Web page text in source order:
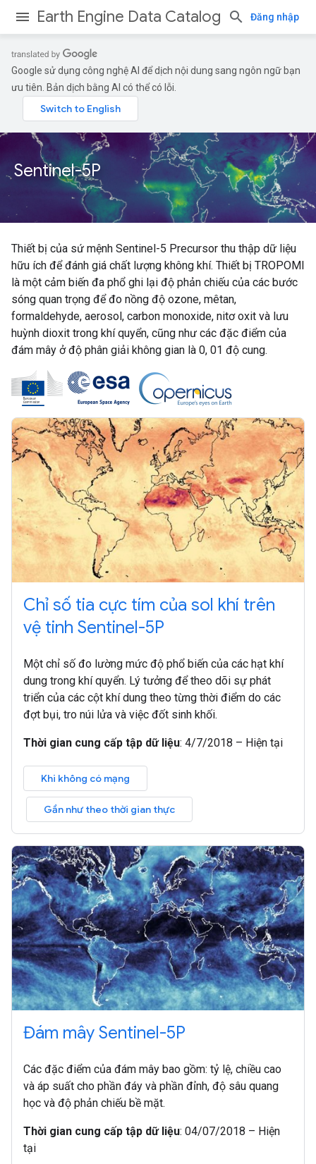
Earth Engine Data Catalog Đăng nhập
Google sử dụng công nghệ AI để dịch nội dung sang ngôn ngữ bạn
ưu tiên. Bản dịch bằng AI có thể có lỗi.
Sentinel-5P
Thiết bị của sứ mệnh Sentinel-5 Precursor thu thập dữ liệu
hữu ích để đánh giá chất lượng không khí. Thiết bị TROPOMI
là một cảm biến đa phổ ghi lại độ phản chiếu của các bước
sóng quan trọng để đo nồng độ ozone, mêtan,
formaldehyde, aerosol, carbon monoxide, nitơ oxit và lưu
huỳnh dioxit trong khí quyển, cũng như các đặc điểm của
đám mây ở độ phân giải không gian là 0, 01 độ cung.
Chỉ số tia cực tím của sol khí trên
vệ tinh Sentinel-5P
Một chỉ số đo lường mức độ phổ biến của các hạt khí
dung trong khí quyển. Lý tưởng để theo dõi sự phát
triển của các cột khí dung theo từng thời điểm do các
đợt bụi, tro núi lửa và việc đốt sinh khối.
Thời gian cung cấp tập dữ liệu: 4/7/2018 – Hiện tại
Khi không có mạng
Gần như theo thời gian thực
Đám mây Sentinel-5P
Các đặc điểm của đám mây bao gồm: tỷ lệ, chiều cao
và áp suất cho phần đáy và phần đỉnh, độ sâu quang
học và độ phản chiếu bề mặt.
Thời gian cung cấp tập dữ liệu: 04/07/2018 – Hiện
tại